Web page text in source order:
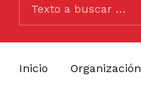
Buscar:
Inicio Organización